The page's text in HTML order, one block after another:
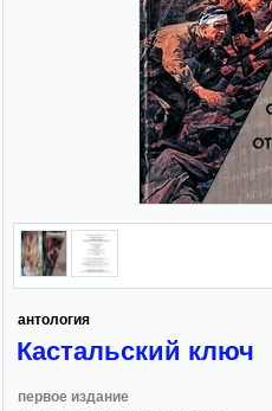
антология
Кастальский ключ
первое издание